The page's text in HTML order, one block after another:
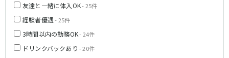
友達と一緒に体入OK- 25件
経験者優遇- 25件
3時間以内の勤務OK- 24件
ドリンクバックあり - 20件
名鉄豊田線
JR東海道本線(熱海～浜松)